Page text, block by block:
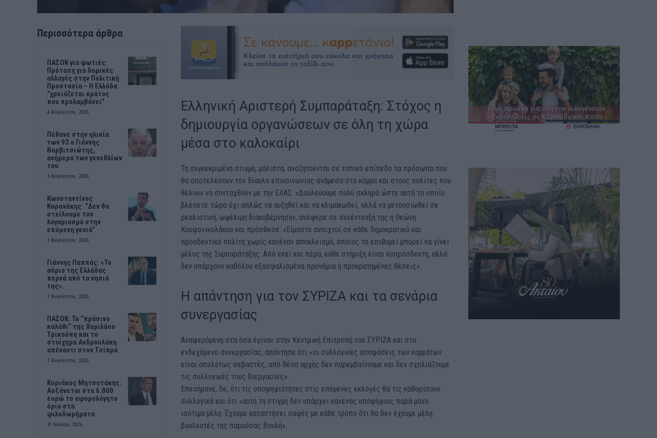
Περισσότερα άρθρα
ΠΑΣΟΚ για φωτιές:
Πρόταση για δομικές
αλλαγές στην Πολιτική
Προστασία – Η Ελλάδα
“χρειάζεται κράτος
που προλαμβάνει”
4 Αυγούστου, 2026
Πέθανε στην ηλικία
των 93 ο Γιάννης
Βαρβιτσιώτης,
ανήμερα των γενεθλίων
του
3 Αυγούστου, 2026
Κωνσταντίνος
Κυρανάκης: “Δεν θα
στείλουμε τον
λογαριασμό στην
επόμενη γενιά”
2 Αυγούστου, 2026
Γιάννης Παππάς: «Το
αύριο της Ελλάδας
περνά από τα νησιά
της».
2 Αυγούστου, 2026
ΠΑΣΟΚ: Το “πράσινο
καλάθι” της Χαριλάου
Τρικούπη και το
στοίχημα Ανδρουλάκη
απέναντι στον Τσίπρα
2 Αυγούστου, 2026
Κυριάκος Μητσοτάκης:
Αυξάνεται στα 6.000
ευρώ το αφορολόγητο
όριο στα
φιλοδωρήματα
31 Ιουλίου, 2026
Ελληνική Αριστερή Συμπαράταξη: Στόχος η
δημιουργία οργανώσεων σε όλη τη χώρα
μέσα στο καλοκαίρι
Τη συγκεκριμένη στιγμή, μάλιστα, αναζητούνται σε τοπικό επίπεδο τα πρόσωπα που
θα αποτελέσουν τον δίαυλο επικοινωνίας ανάμεσα στο κόμμα και στους πολίτες που
θέλουν να συνταχθούν με την ΕΛΑΣ. «Δουλεύουμε πολύ σκληρά ώστε αυτό το οποίο
βλέπετε τώρα όχι απλώς να αυξηθεί και να κλιμακωθεί, αλλά να μετουσιωθεί σε
ρεαλιστική, ωφέλιμη διακυβέρνηση», ανέφερε σε συνέντευξή της η Θεώνη
Κουφονικολάκου και πρόσθεσε: «Είμαστε ανοιχτοί σε κάθε δημοκρατικό και
προοδευτικό πολίτη χωρίς κανέναν αποκλεισμό, όποιος το επιθυμεί μπορεί να γίνει
μέλος της Συμπαράταξης. Από εκεί και πέρα, κάθε στήριξη είναι ευπρόσδεκτη, αλλά
δεν υπάρχουν καθόλου εξασφαλισμένα προνόμια ή προκρατημένες θέσεις».
Η απάντηση για τον ΣΥΡΙΖΑ και τα σενάρια
συνεργασίας
Αναφερόμενη στα όσα έγιναν στην Κεντρική Επιτροπή του ΣΥΡΙΖΑ και στο
ενδεχόμενο συνεργασίας, απάντησε ότι «οι συλλογικές αποφάσεις των κομμάτων
είναι απολύτως σεβαστές, από θέση αρχής δεν παρεμβαίνουμε και δεν σχολιάζουμε
τις συλλογικές τους διεργασίες».
Επεσήμανε, δε, ότι τις υποψηφιότητες στις επόμενες εκλογές θα τις καθορίσουν
συλλογικά και ότι «αυτή τη στιγμή δεν υπάρχει κανένας υποψήφιος παρά μόνο
ισότιμα μέλη. Έχουμε καταστήσει σαφές με κάθε τρόπο ότι θα δεν έχουμε μέλη
βουλευτές της παρούσας Βουλή».